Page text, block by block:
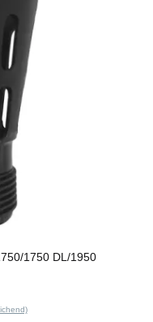
1750 DL/1950